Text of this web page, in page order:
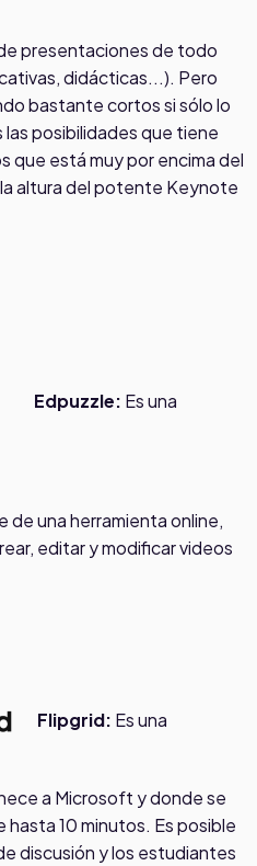
presentaciones de todo
didácticas...). Pero
bastante cortos si sólo lo
las posibilidades que tiene
que está muy por encima del
altura del potente Keynote
Edpuzzle: Es una
una herramienta online,
editar y modificar videos
Flipgrid: Es una
a Microsoft y donde se
10 minutos. Es posible
discusión y los estudiantes